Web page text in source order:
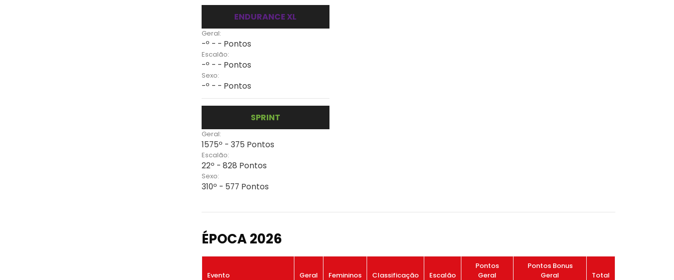
ENDURANCE XL
Geral:
-º - - Pontos
Escalão:
-º - - Pontos
Sexo:
-º - - Pontos
SPRINT
Geral:
1575º - 375 Pontos
Escalão:
22º - 828 Pontos
Sexo:
310º - 577 Pontos
ÉPOCA 2026
Evento Geral Femininos Classificação Escalão
Pontos
Geral
Pontos Bonus
Geral
Total